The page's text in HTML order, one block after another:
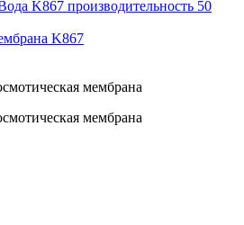
K867
мембрана
мембрана